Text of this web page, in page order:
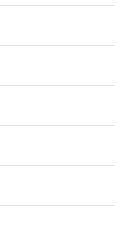
2019年9月
2018年2月